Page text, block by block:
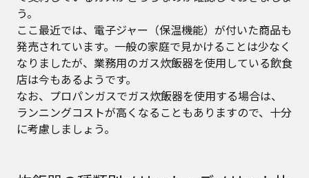
う。
ここ最近では、電子ジャー（保温機能）が付いた商品も
発売されています。一般の家庭で見かけることは少なく
なりましたが、業務用のガス炊飯器を使用している飲食
店は今もあるようです。
なお、プロパンガスでガス炊飯器を使用する場合は、
ランニングコストが高くなることもありますので、十分
に考慮しましょう。